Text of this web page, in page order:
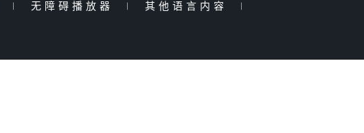
| 无障碍播放器 | 其他语言内容 |